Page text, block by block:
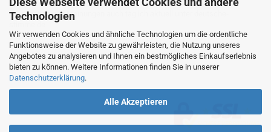
Technologien
Wir verwenden Cookies und ähnliche Technologien um die ordentliche
Funktionsweise der Website zu gewährleisten, die Nutzung unseres
Angebotes zu analysieren und Ihnen ein bestmögliches Einkaufserlebnis
bieten zu können. Weitere Informationen finden Sie in unserer
Datenschutzerklärung.
Alle Akzeptieren
Neuigkeiten und Meinungen auch täglich aktuell unter